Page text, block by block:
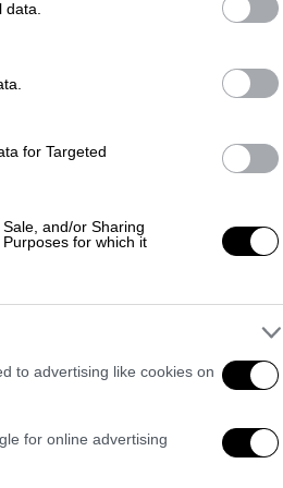
for Targeted
and/or Sharing
for which it
to advertising like cookies on
for online advertising
που
παράνομα
Ώρα
Ώρα
Ώρα